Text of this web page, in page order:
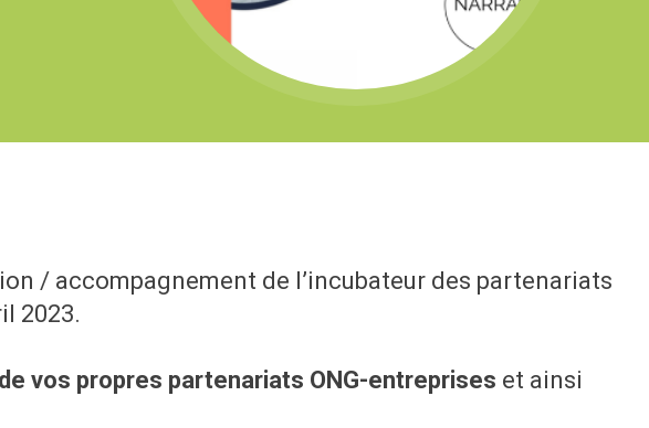
/ accompagnement de l’incubateur des partenariats
2023.
vos propres partenariats ONG-entreprises et ainsi